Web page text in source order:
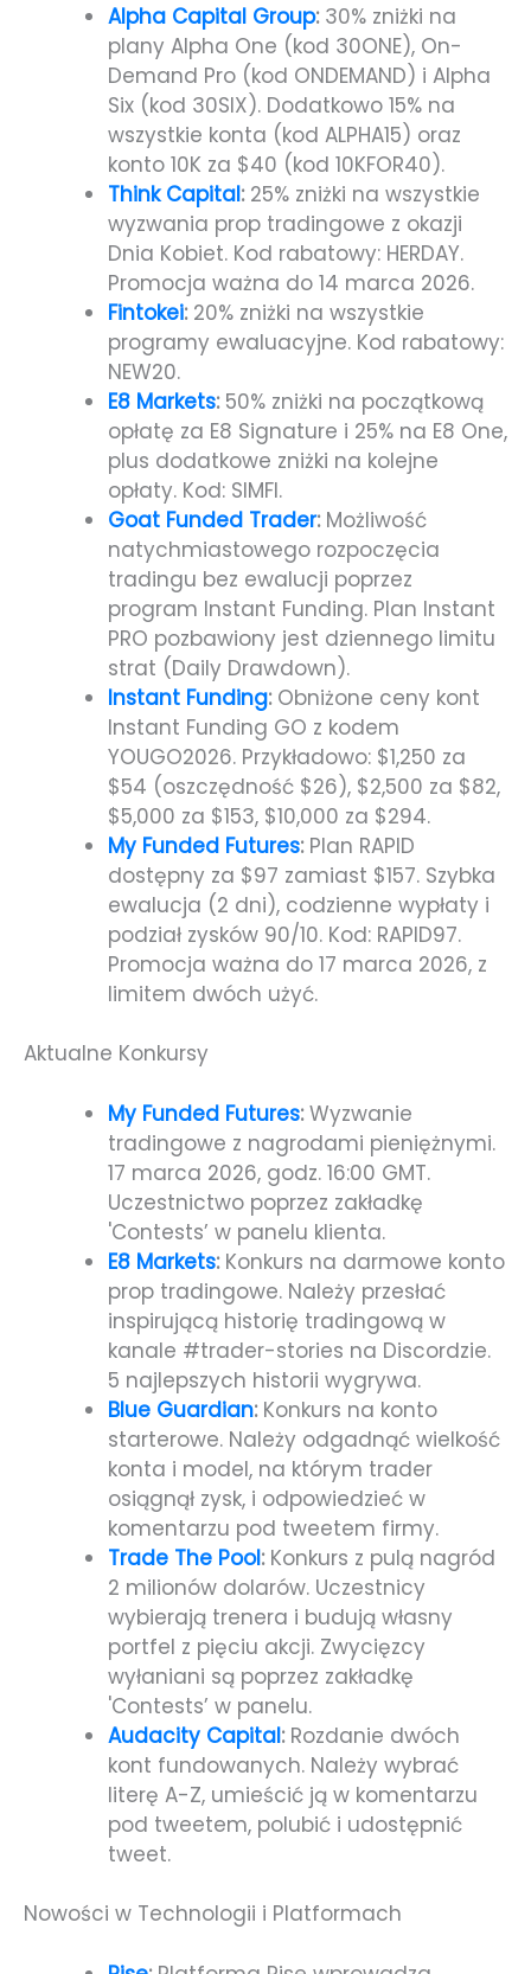
Alpha Capital Group:30% zniżki na
plany Alpha One (kod 30ONE), On-
Demand Pro (kod ONDEMAND) i Alpha
Six (kod 30SIX). Dodatkowo 15% na
wszystkie konta (kod ALPHA15) oraz
konto 10K za $40 (kod 10KFOR40).
Think Capital:25% zniżki na wszystkie
wyzwania prop tradingowe z okazji
Dnia Kobiet. Kod rabatowy: HERDAY.
Promocja ważna do 14 marca 2026.
Fintokei:20% zniżki na wszystkie
programy ewaluacyjne. Kod rabatowy:
NEW20.
E8 Markets:50% zniżki na początkową
opłatę za E8 Signature i 25% na E8 One,
plus dodatkowe zniżki na kolejne
opłaty. Kod: SIMFI.
Goat Funded Trader:Możliwość
natychmiastowego rozpoczęcia
tradingu bez ewalucji poprzez
program Instant Funding. Plan Instant
PRO pozbawiony jest dziennego limitu
strat (Daily Drawdown).
Instant Funding:Obniżone ceny kont
Instant Funding GO z kodem
YOUGO2026. Przykładowo: $1,250 za
$54 (oszczędność $26), $2,500 za $82,
$5,000 za $153, $10,000 za $294.
My Funded Futures:Plan RAPID
dostępny za $97 zamiast $157. Szybka
ewalucja (2 dni), codzienne wypłaty i
podział zysków 90/10. Kod: RAPID97.
Promocja ważna do 17 marca 2026, z
limitem dwóch użyć.
Aktualne Konkursy
My Funded Futures:Wyzwanie
tradingowe z nagrodami pieniężnymi.
17 marca 2026, godz. 16:00 GMT.
Uczestnictwo poprzez zakładkę
'Contests’ w panelu klienta.
E8 Markets:Konkurs na darmowe konto
prop tradingowe. Należy przesłać
inspirującą historię tradingową w
kanale #trader-stories na Discordzie.
5 najlepszych historii wygrywa.
Blue Guardian:Konkurs na konto
starterowe. Należy odgadnąć wielkość
konta i model, na którym trader
osiągnął zysk, i odpowiedzieć w
komentarzu pod tweetem firmy.
Trade The Pool:Konkurs z pulą nagród
2 milionów dolarów. Uczestnicy
wybierają trenera i budują własny
portfel z pięciu akcji. Zwycięzcy
wyłaniani są poprzez zakładkę
'Contests’ w panelu.
Audacity Capital:Rozdanie dwóch
kont fundowanych. Należy wybrać
literę A-Z, umieścić ją w komentarzu
pod tweetem, polubić i udostępnić
tweet.
Nowości w Technologii i Platformach